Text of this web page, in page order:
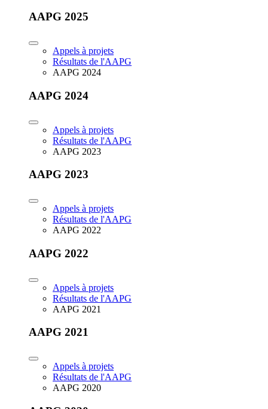
AAPG 2025
Appels à projets
Résultats de l'AAPG
AAPG 2024
AAPG 2024
Appels à projets
Résultats de l'AAPG
AAPG 2023
AAPG 2023
Appels à projets
Résultats de l'AAPG
AAPG 2022
AAPG 2022
Appels à projets
Résultats de l'AAPG
AAPG 2021
AAPG 2021
Appels à projets
Résultats de l'AAPG
AAPG 2020